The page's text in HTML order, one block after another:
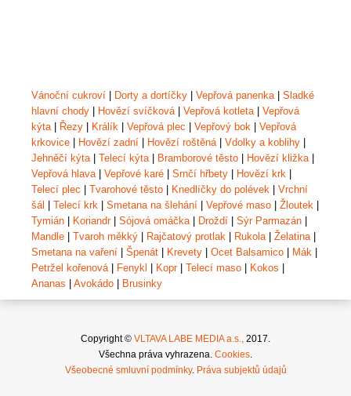
Vánoční cukroví Dorty a dortíčky Vepřová panenka| Sladké
hlavní chody
Hovězí svíčková| Vepřová kotleta| Vepřová
kýta| Řezy Králík Vepřová plec Vepřový bok
Vepřová
krkovice
Hovězí zadní Hovězí roštěná| Vdolky a koblihy
Jehněčí kýta| Telecí kýta| Bramborové těsto Hovězí kližka|
Vepřová hlava| Vepřové karé Srnčí hřbety Hovězí krk
Telecí plec
Tvarohové těsto Knedlíčky do polévek
Vrchní
šál
Telecí krk Smetana na šlehání Vepřové maso Žloutek
Tymián
Koriandr| Sójová omáčka| Droždí Sýr Parmazán
Mandle
Tvaroh měkký Rajčatový protlak Rukola| Želatina|
Smetana na vaření
Špenát Krevety Ocet Balsamico Mák
Petržel kořenová| Fenykl Kopr| Telecí maso Kokos
Ananas
Avokádo Brusinky
Copyright © VLTAVA LABE MEDIA a.s., 2017.
Všechna práva vyhrazena. Cookies.
Všeobecné smluvní podmínky. Práva subjektů údajů